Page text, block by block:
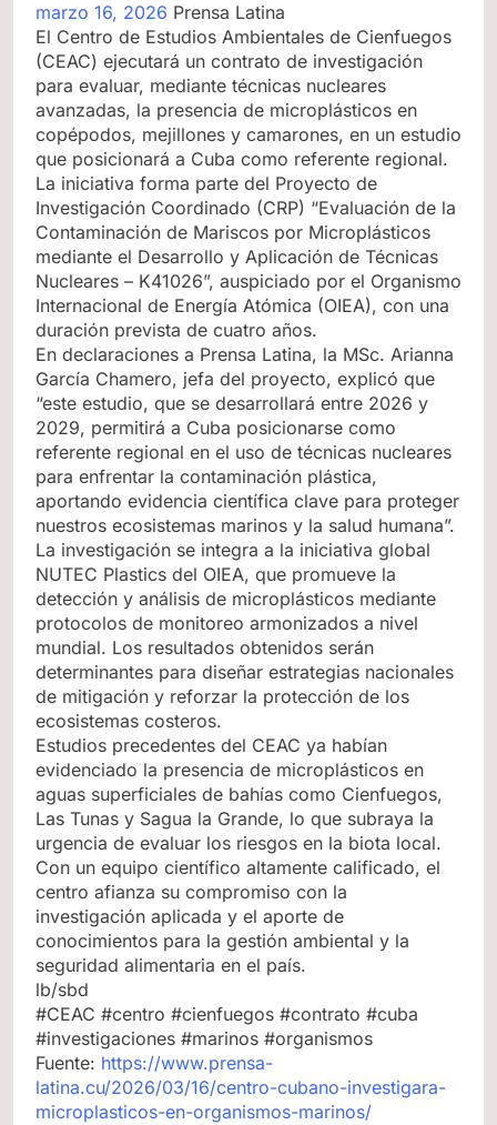
marzo 16, 2026 Prensa Latina
El Centro de Estudios Ambientales de Cienfuegos
(CEAC) ejecutará un contrato de investigación
para evaluar, mediante técnicas nucleares
avanzadas, la presencia de microplásticos en
copépodos, mejillones y camarones, en un estudio
que posicionará a Cuba como referente regional.
La iniciativa forma parte del Proyecto de
Investigación Coordinado (CRP) “Evaluación de la
Contaminación de Mariscos por Microplásticos
mediante el Desarrollo y Aplicación de Técnicas
Nucleares – K41026”, auspiciado por el Organismo
Internacional de Energía Atómica (OIEA), con una
duración prevista de cuatro años.
En declaraciones a Prensa Latina, la MSc. Arianna
García Chamero, jefa del proyecto, explicó que
“este estudio, que se desarrollará entre 2026 y
2029, permitirá a Cuba posicionarse como
referente regional en el uso de técnicas nucleares
para enfrentar la contaminación plástica,
aportando evidencia científica clave para proteger
nuestros ecosistemas marinos y la salud humana”.
La investigación se integra a la iniciativa global
NUTEC Plastics del OIEA, que promueve la
detección y análisis de microplásticos mediante
protocolos de monitoreo armonizados a nivel
mundial. Los resultados obtenidos serán
determinantes para diseñar estrategias nacionales
de mitigación y reforzar la protección de los
ecosistemas costeros.
Estudios precedentes del CEAC ya habían
evidenciado la presencia de microplásticos en
aguas superficiales de bahías como Cienfuegos,
Las Tunas y Sagua la Grande, lo que subraya la
urgencia de evaluar los riesgos en la biota local.
Con un equipo científico altamente calificado, el
centro afianza su compromiso con la
investigación aplicada y el aporte de
conocimientos para la gestión ambiental y la
seguridad alimentaria en el país.
lb/sbd
#CEAC #centro #cienfuegos #contrato #cuba
#investigaciones #marinos #organismos
Fuente: https://www.prensa-
latina.cu/2026/03/16/centro-cubano-investigara-
microplasticos-en-organismos-marinos/